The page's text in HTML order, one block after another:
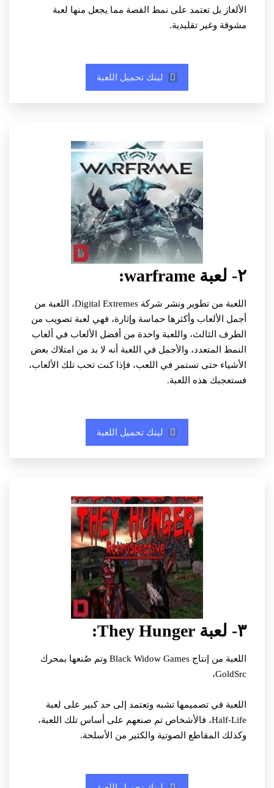
الألغاز بل تعتمد على نمط القصة مما يجعل منها لعبة
مشوقة وغير تقليدية.
لينك تحميل اللعبة
٢- لعبة warframe:
اللعبة من تطوير ونشر شركة Digital Extremes، اللعبة من
أجمل الألعاب وأكثرها حماسة وإثارة، فهي لعبة تصويب من
الطرف الثالث، واللعبة واحدة من أفضل الألعاب في ألعاب
النمط المتعدد، والأجمل في اللعبة أنه لا بد من امتلاك بعض
الأشياء حتى تستمر في اللعب، فإذا كنت تحب تلك الألعاب،
فستعجبك هذه اللعبة.
لينك تحميل اللعبة
٣- لعبة They Hunger:
اللعبة من إنتاج Black Widow Games وتم صُنعها بمحرك
GoldSrc،
اللعبة في تصميمها تشبه وتعتمد إلى حد كبير على لعبة
Half-Life، فالأشخاص تم صنعهم على أساس تلك اللعبة،
وكذلك المقاطع الصوتية والكثير من الأسلحة.